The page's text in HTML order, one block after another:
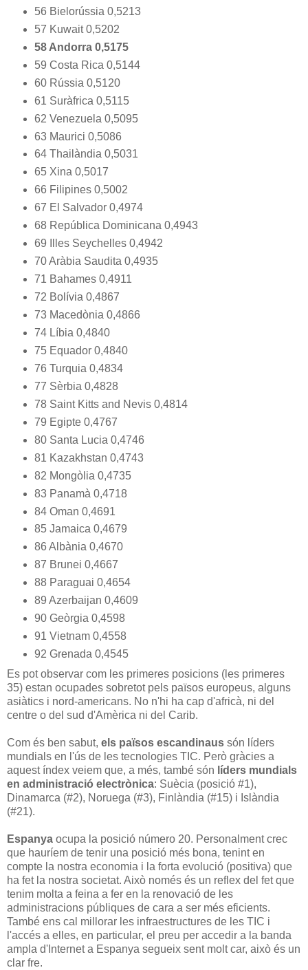
56 Bielorússia 0,5213
57 Kuwait 0,5202
58 Andorra 0,5175
59 Costa Rica 0,5144
60 Rússia 0,5120
61 Suràfrica 0,5115
62 Venezuela 0,5095
63 Maurici 0,5086
64 Thailàndia 0,5031
65 Xina 0,5017
66 Filipines 0,5002
67 El Salvador 0,4974
68 República Dominicana 0,4943
69 Illes Seychelles 0,4942
70 Aràbia Saudita 0,4935
71 Bahames 0,4911
72 Bolívia 0,4867
73 Macedònia 0,4866
74 Líbia 0,4840
75 Equador 0,4840
76 Turquia 0,4834
77 Sèrbia 0,4828
78 Saint Kitts and Nevis 0,4814
79 Egipte 0,4767
80 Santa Lucia 0,4746
81 Kazakhstan 0,4743
82 Mongòlia 0,4735
83 Panamà 0,4718
84 Oman 0,4691
85 Jamaica 0,4679
86 Albània 0,4670
87 Brunei 0,4667
88 Paraguai 0,4654
89 Azerbaijan 0,4609
90 Geòrgia 0,4598
91 Vietnam 0,4558
92 Grenada 0,4545
Es pot observar com les primeres posicions (les primeres
35) estan ocupades sobretot pels països europeus, alguns
asiàtics i nord-americans. No n'hi ha cap d'africà, ni del
centre o del sud d'Amèrica ni del Carib.
Com és ben sabut, els països escandinaus són líders
mundials en l'ús de les tecnologies TIC. Però gràcies a
aquest índex veiem que, a més, també són líders mundials
en administració electrònica: Suècia (posició #1),
Dinamarca (#2), Noruega (#3), Finlàndia (#15) i Islàndia
(#21).
Espanya ocupa la posició número 20. Personalment crec
que hauríem de tenir una posició més bona, tenint en
compte la nostra economia i la forta evolució (positiva) que
ha fet la nostra societat. Això només és un reflex del fet que
tenim molta a feina a fer en la renovació de les
administracions públiques de cara a ser més eficients.
També ens cal millorar les infraestructures de les TIC i
l'accés a elles, en particular, el preu per accedir a la banda
ampla d'Internet a Espanya segueix sent molt car, això és un
clar fre.